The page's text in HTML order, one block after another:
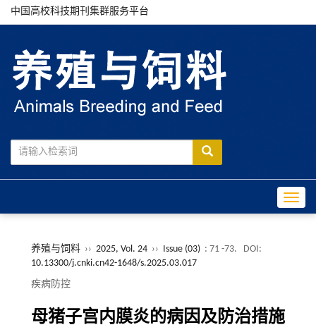
中国高校科技期刊集群服务平台
养殖与饲料 ›› 2025, Vol. 24 ›› Issue (03) : 71 -73.
DOI:
10.13300/j.cnki.cn42-1648/s.2025.03.017
疾病防控
母猪子宫内膜炎的病因及防治措施